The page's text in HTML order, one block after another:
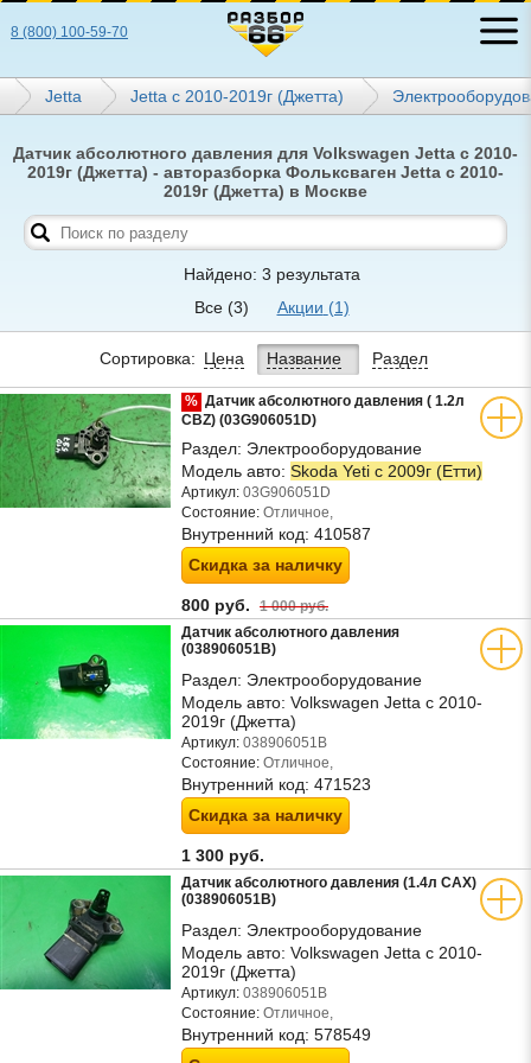
8 (800) 100-59-70
Jetta Jetta с 2010-2019г (Джетта)
Датчик абсолютного давления для Volkswagen Jetta с 2010-
2019г (Джетта) - авторазборка Фольксваген Jetta с 2010-
2019г (Джетта) в Москве
Найдено: 3 результата
Все (3) Акции (1)
Сортировка: Цена Название Раздел
% Датчик абсолютного давления ( 1.2л
CBZ) (03G906051D)
Раздел: Электрооборудование
Модель авто: Skoda Yeti с 2009г (Етти)
Артикул: 03G906051D
Состояние: Отличное,
Внутренний код: 410587
Скидка за наличку
800 руб. 1 000 руб.
Датчик абсолютного давления
(038906051B)
Раздел: Электрооборудование
Модель авто: Volkswagen Jetta с 2010-
2019г (Джетта)
Артикул: 038906051B
Состояние: Отличное,
Внутренний код: 471523
Скидка за наличку
1 300 руб.
Датчик абсолютного давления (1.4л CAX)
(038906051B)
Раздел: Электрооборудование
Модель авто: Volkswagen Jetta с 2010-
2019г (Джетта)
Артикул: 038906051B
Состояние: Отличное,
Внутренний код: 578549